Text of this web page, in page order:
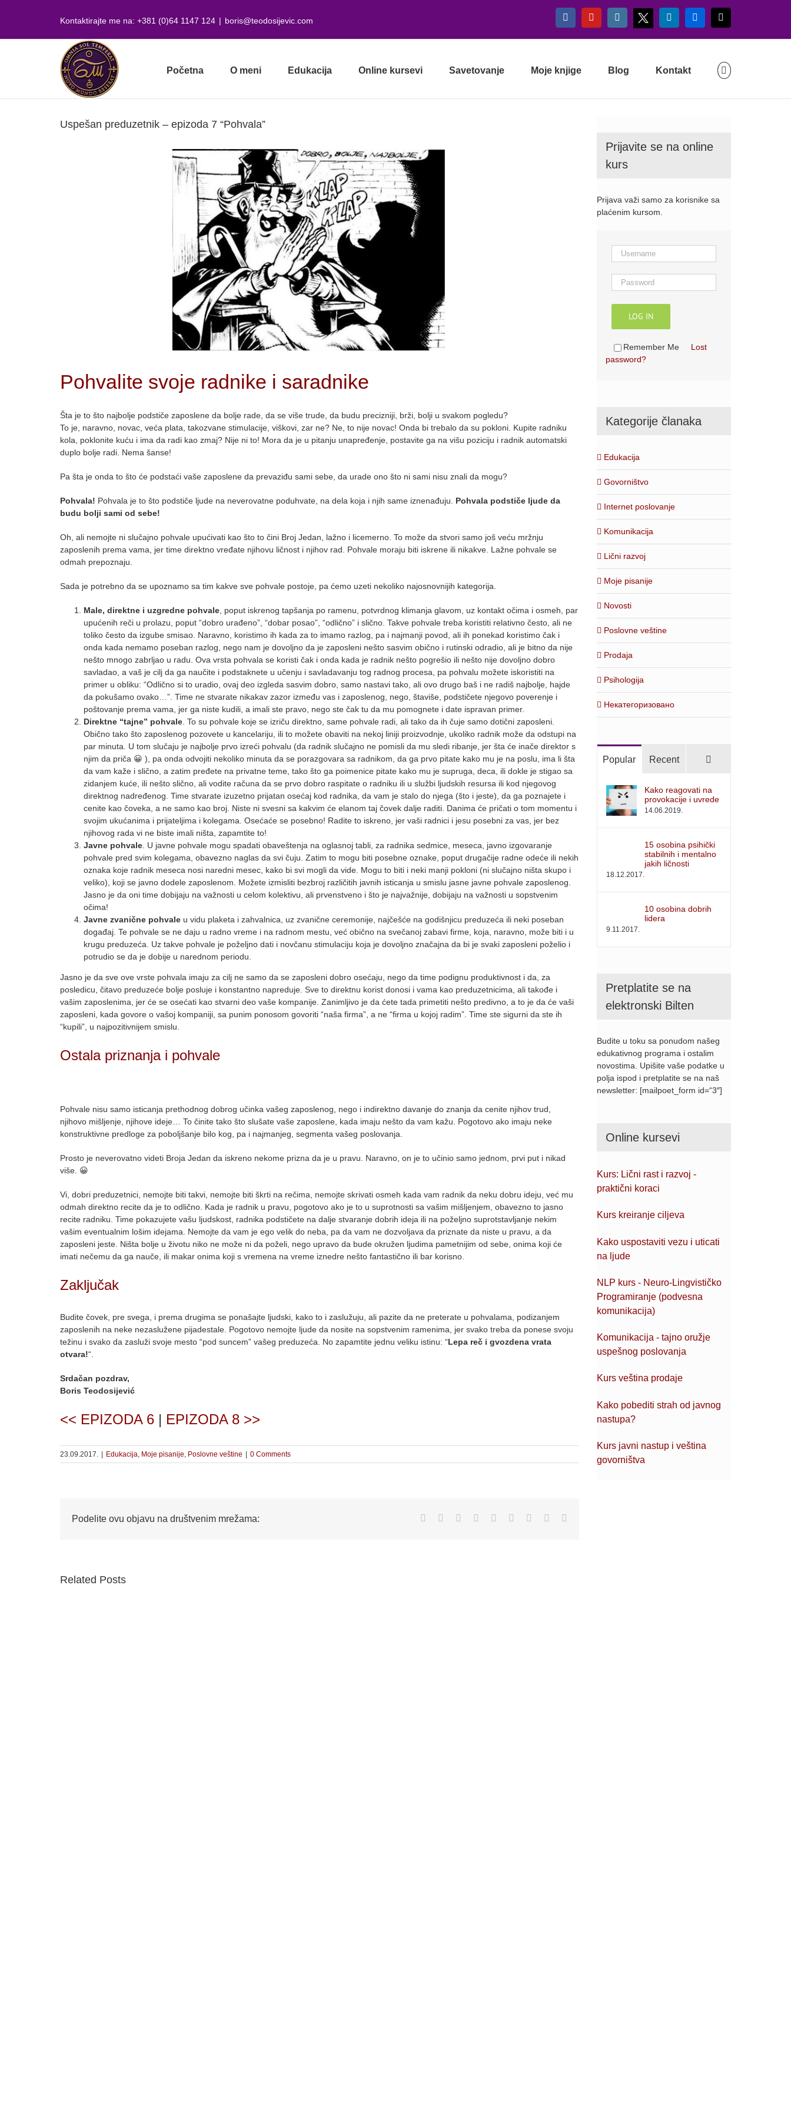
Kontaktirajte me na: +381 (0)64 1147 124 | boris@teodosijevic.com FacebookYouTubeInstagram
X LinkedInFlickr
Početna O meni Edukacija Online kursevi Savetovanje Moje knjige Blog Kontakt
Uspešan preduzetnik – epizoda 7 “Pohvala”
Pohvalite svoje radnike i saradnike
Šta je to što najbolje podstiče zaposlene da bolje rade, da se više trude, da budu precizniji, brži, bolji u svakom pogledu?
To je, naravno, novac, veća plata, takozvane stimulacije, viškovi, zar ne? Ne, to nije novac! Onda bi trebalo da su pokloni. Kupite radniku
kola, poklonite kuću i ima da radi kao zmaj? Nije ni to! Mora da je u pitanju unapređenje, postavite ga na višu poziciju i radnik automatski
duplo bolje radi. Nema šanse!
Pa šta je onda to što će podstaći vaše zaposlene da prevaziđu sami sebe, da urade ono što ni sami nisu znali da mogu?
Pohvala! Pohvala je to što podstiče ljude na neverovatne poduhvate, na dela koja i njih same iznenađuju. Pohvala podstiče ljude da
budu bolji sami od sebe!
Oh, ali nemojte ni slučajno pohvale upućivati kao što to čini Broj Jedan, lažno i licemerno. To može da stvori samo još veću mržnju
zaposlenih prema vama, jer time direktno vređate njihovu ličnost i njihov rad. Pohvale moraju biti iskrene ili nikakve. Lažne pohvale se
odmah prepoznaju.
Sada je potrebno da se upoznamo sa tim kakve sve pohvale postoje, pa ćemo uzeti nekoliko najosnovnijih kategorija.
Male, direktne i uzgredne pohvale , poput iskrenog tapšanja po ramenu, potvrdnog klimanja glavom, uz kontakt očima i osmeh, par
upućenih reči u prolazu, poput “dobro urađeno”, “dobar posao”, “odlično” i slično. Takve pohvale treba koristiti relativno često, ali ne
toliko često da izgube smisao. Naravno, koristimo ih kada za to imamo razlog, pa i najmanji povod, ali ih ponekad koristimo čak i
onda kada nemamo poseban razlog, nego nam je dovoljno da je zaposleni nešto sasvim obično i rutinski odradio, ali je bitno da nije
nešto mnogo zabrljao u radu. Ova vrsta pohvala se koristi čak i onda kada je radnik nešto pogrešio ili nešto nije dovoljno dobro
savladao, a vaš je cilj da ga naučite i podstaknete u učenju i savladavanju tog radnog procesa, pa pohvalu možete iskoristiti na
primer u obliku: “Odlično si to uradio, ovaj deo izgleda sasvim dobro, samo nastavi tako, ali ovo drugo baš i ne radiš najbolje, hajde
da pokušamo ovako…”. Time ne stvarate nikakav zazor između vas i zaposlenog, nego, štaviše, podstičete njegovo poverenje i
poštovanje prema vama, jer ga niste kudili, a imali ste pravo, nego ste čak tu da mu pomognete i date ispravan primer.
Direktne “tajne” pohvale . To su pohvale koje se izriču direktno, same pohvale radi, ali tako da ih čuje samo dotični zaposleni.
Obično tako što zaposlenog pozovete u kancelariju, ili to možete obaviti na nekoj liniji proizvodnje, ukoliko radnik može da odstupi na
par minuta. U tom slučaju je najbolje prvo izreći pohvalu (da radnik slučajno ne pomisli da mu sledi ribanje, jer šta će inače direktor s
njim da priča 😀 ), pa onda odvojiti nekoliko minuta da se porazgovara sa radnikom, da ga prvo pitate kako mu je na poslu, ima li šta
da vam kaže i slično, a zatim pređete na privatne teme, tako što ga poimenice pitate kako mu je supruga, deca, ili dokle je stigao sa
zidanjem kuće, ili nešto slično, ali vodite računa da se prvo dobro raspitate o radniku ili u službi ljudskih resursa ili kod njegovog
direktnog nadređenog. Time stvarate izuzetno prijatan osećaj kod radnika, da vam je stalo do njega (što i jeste), da ga poznajete i
cenite kao čoveka, a ne samo kao broj. Niste ni svesni sa kakvim će elanom taj čovek dalje raditi. Danima će pričati o tom momentu i
svojim ukućanima i prijateljima i kolegama. Osećaće se posebno! Radite to iskreno, jer vaši radnici i jesu posebni za vas, jer bez
njihovog rada vi ne biste imali ništa, zapamtite to!
Javne pohvale . U javne pohvale mogu spadati obaveštenja na oglasnoj tabli, za radnika sedmice, meseca, javno izgovaranje
pohvale pred svim kolegama, obavezno naglas da svi čuju. Zatim to mogu biti posebne oznake, poput drugačije radne odeće ili nekih
oznaka koje radnik meseca nosi naredni mesec, kako bi svi mogli da vide. Mogu to biti i neki manji pokloni (ni slučajno ništa skupo i
veliko), koji se javno dodele zaposlenom. Možete izmisliti bezbroj različitih javnih isticanja u smislu jasne javne pohvale zaposlenog.
Jasno je da oni time dobijaju na važnosti u celom kolektivu, ali prvenstveno i što je najvažnije, dobijaju na važnosti u sopstvenim
očima!
Javne zvanične pohvale u vidu plaketa i zahvalnica, uz zvanične ceremonije, najčešće na godišnjicu preduzeća ili neki poseban
događaj. Te pohvale se ne daju u radno vreme i na radnom mestu, već obično na svečanoj zabavi firme, koja, naravno, može biti i u
krugu preduzeća. Uz takve pohvale je poželjno dati i novčanu stimulaciju koja je dovoljno značajna da bi je svaki zaposleni poželio i
potrudio se da je dobije u narednom periodu.
Jasno je da sve ove vrste pohvala imaju za cilj ne samo da se zaposleni dobro osećaju, nego da time podignu produktivnost i da, za
posledicu, čitavo preduzeće bolje posluje i konstantno napreduje. Sve to direktnu korist donosi i vama kao preduzetnicima, ali takođe i
vašim zaposlenima, jer će se osećati kao stvarni deo vaše kompanije. Zanimljivo je da ćete tada primetiti nešto predivno, a to je da će vaši
zaposleni, kada govore o vašoj kompaniji, sa punim ponosom govoriti “naša firma”, a ne “firma u kojoj radim”. Time ste sigurni da ste ih
“kupili”, u najpozitivnijem smislu.
Ostala priznanja i pohvale
Pohvale nisu samo isticanja prethodnog dobrog učinka vašeg zaposlenog, nego i indirektno davanje do znanja da cenite njihov trud,
njihovo mišljenje, njihove ideje… To činite tako što slušate vaše zaposlene, kada imaju nešto da vam kažu. Pogotovo ako imaju neke
konstruktivne predloge za poboljšanje bilo kog, pa i najmanjeg, segmenta vašeg poslovanja.
Prosto je neverovatno videti Broja Jedan da iskreno nekome prizna da je u pravu. Naravno, on je to učinio samo jednom, prvi put i nikad
više. 😀
Vi, dobri preduzetnici, nemojte biti takvi, nemojte biti škrti na rečima, nemojte skrivati osmeh kada vam radnik da neku dobru ideju, već mu
odmah direktno recite da je to odlično. Kada je radnik u pravu, pogotovo ako je to u suprotnosti sa vašim mišljenjem, obavezno to jasno
recite radniku. Time pokazujete vašu ljudskost, radnika podstičete na dalje stvaranje dobrih ideja ili na poželjno suprotstavljanje nekim
vašim eventualnim lošim idejama. Nemojte da vam je ego velik do neba, pa da vam ne dozvoljava da priznate da niste u pravu, a da
zaposleni jeste. Ništa bolje u životu niko ne može ni da poželi, nego upravo da bude okružen ljudima pametnijim od sebe, onima koji će
imati nečemu da ga nauče, ili makar onima koji s vremena na vreme iznedre nešto fantastično ili bar korisno.
Zaključak
Budite čovek, pre svega, i prema drugima se ponašajte ljudski, kako to i zaslužuju, ali pazite da ne preterate u pohvalama, podizanjem
zaposlenih na neke nezaslužene pijadestale. Pogotovo nemojte ljude da nosite na sopstvenim ramenima, jer svako treba da ponese svoju
težinu i svako da zasluži svoje mesto “pod suncem” vašeg preduzeća. No zapamtite jednu veliku istinu: “Lepa reč i gvozdena vrata
otvara!“.
Srdačan pozdrav,
Boris Teodosijević
<< EPIZODA 6 | EPIZODA 8 >>
23.09.2017. Edukacija, Moje pisanije, Poslovne veštine 0 Comments
Podelite ovu objavu na društvenim mrežama: Facebook
TwitterReddit LinkedInWhatsApp
TumblrPinterest
Related Posts
Prijavite se na online
kurs
Prijava važi samo za korisnike sa
plaćenim kursom.
LOG IN
Remember Me
Lost
password?
Kategorije članaka
Edukacija
Govorništvo
Internet poslovanje
Komunikacija
Lični razvoj
Moje pisanije
Novosti
Poslovne veštine
Prodaja
Psihologija
Некатегоризовано
Popular Recent
Kako reagovati na
provokacije i uvrede
14.06.2019.
15 osobina psihički
stabilnih i mentalno
jakih ličnosti
18.12.2017.
10 osobina dobrih
lidera
9.11.2017.
Pretplatite se na
elektronski Bilten
Budite u toku sa ponudom našeg
edukativnog programa i ostalim
novostima. Upišite vaše podatke u
polja ispod i pretplatite se na naš
newsletter: [mailpoet_form id=“3″]
Online kursevi
Kurs: Lični rast i razvoj -
praktični koraci
Kurs kreiranje ciljeva
Kako uspostaviti vezu i uticati
na ljude
NLP kurs - Neuro-Lingvističko
Programiranje (podvesna
komunikacija)
Komunikacija - tajno oružje
uspešnog poslovanja
Kurs veština prodaje
Kako pobediti strah od javnog
nastupa?
Kurs javni nastup i veština
govorništva